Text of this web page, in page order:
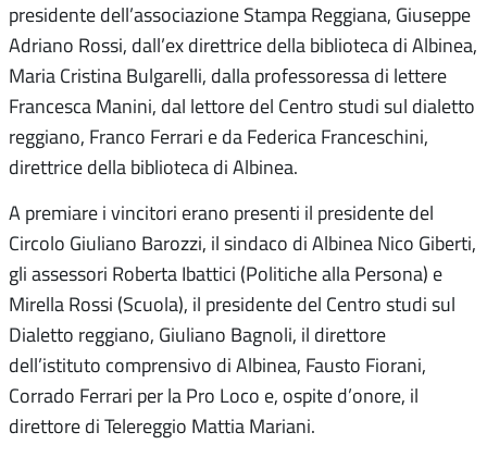
presidente dell’associazione Stampa Reggiana, Giuseppe
Adriano Rossi, dall’ex direttrice della biblioteca di Albinea,
Maria Cristina Bulgarelli, dalla professoressa di lettere
Francesca Manini, dal lettore del Centro studi sul dialetto
reggiano, Franco Ferrari e da Federica Franceschini,
direttrice della biblioteca di Albinea.
A premiare i vincitori erano presenti il presidente del
Circolo Giuliano Barozzi, il sindaco di Albinea Nico Giberti,
gli assessori Roberta Ibattici (Politiche alla Persona) e
Mirella Rossi (Scuola), il presidente del Centro studi sul
Dialetto reggiano, Giuliano Bagnoli, il direttore
dell’istituto comprensivo di Albinea, Fausto Fiorani,
Corrado Ferrari per la Pro Loco e, ospite d’onore, il
direttore di Telereggio Mattia Mariani.